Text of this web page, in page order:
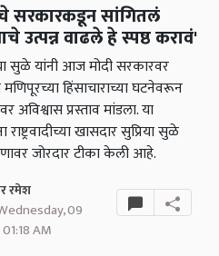
सरकारकडून सांगितलं
वाढले हे स्पष्ठ करावं'
सुळे यांनी आज मोदी सरकारवर
हिंसाचाराच्या घटनेवरून
अविश्वास प्रस्ताव मांडला. या
खासदार सुप्रिया सुळे
जोरदार टीका केली आहे.
रमेश
09
AM